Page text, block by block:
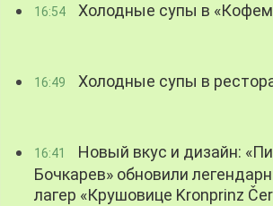
16:54 Холодные супы в
16:49 Холодные супы в
16:41
Новый вкус и дизайн:
Бочкарев» обновили
лагер «Крушовице Kronprinz